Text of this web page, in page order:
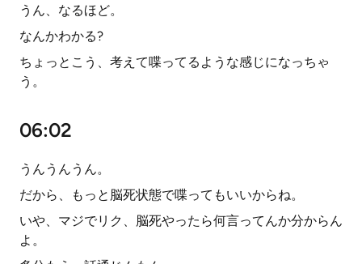
うん、なるほど。
なんかわかる?
ちょっとこう、考えて喋ってるような感じになっちゃ
う。
06:02
うんうんうん。
だから、もっと脳死状態で喋ってもいいからね。
いや、マジでリク、脳死やったら何言ってんか分からん
よ。